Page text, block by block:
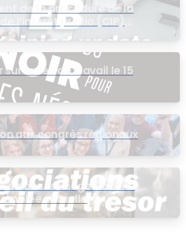
de la procédure de la
l’intérêt public (CIP)
EB
sur le lieu de travail le 15
aux congrès régionaux
dans les négociations
virtuelle